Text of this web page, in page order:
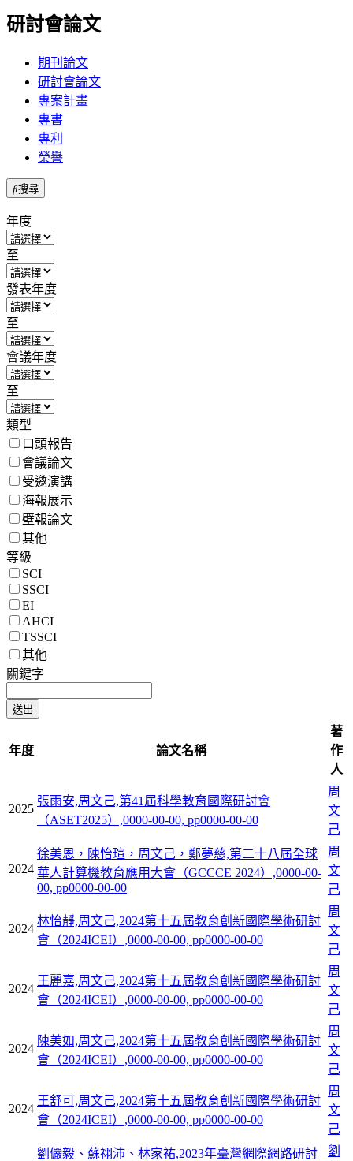
研討會論文
期刊論文
研討會論文
專案計畫
專書
專利
榮譽
搜尋
年度
至
發表年度
至
會議年度
至
類型
口頭報告
會議論文
受邀演講
海報展示
壁報論文
其他
等級
SCI
SSCI
EI
AHCI
TSSCI
其他
關鍵字
年度 論文名稱
著
作
人
2025
張雨安,周文己,第41屆科學教育國際研討會
（ASET2025）,0000-00-00, pp0000-00-00
周
文
己
2024
徐美恩，陳怡瑄，周文己，鄭夢慈,第二十八屆全球
華人計算機教育應用大會（GCCCE 2024）,0000-00-
00, pp0000-00-00
周
文
己
2024
林怡靜,周文己,2024第十五屆教育創新國際學術研討
會（2024ICEI）,0000-00-00, pp0000-00-00
周
文
己
2024
王麗嘉,周文己,2024第十五屆教育創新國際學術研討
會（2024ICEI）,0000-00-00, pp0000-00-00
周
文
己
2024
陳美如,周文己,2024第十五屆教育創新國際學術研討
會（2024ICEI）,0000-00-00, pp0000-00-00
周
文
己
2024
王舒可,周文己,2024第十五屆教育創新國際學術研討
會（2024ICEI）,0000-00-00, pp0000-00-00
周
文
己
劉儼毅、蘇祤沛、林家祐,2023年臺灣網際網路研討
劉